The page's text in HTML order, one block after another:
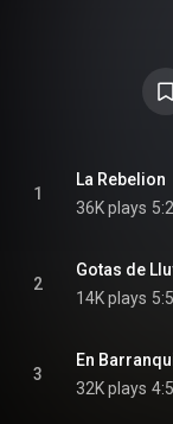
1
La Rebelion
36K plays
2
Gotas de
14K plays
3
En
32K plays